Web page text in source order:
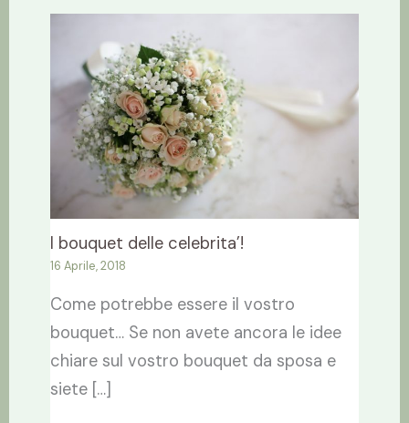
I bouquet delle celebrita’!
16 Aprile, 2018
Come potrebbe essere il vostro
bouquet… Se non avete ancora le idee
chiare sul vostro bouquet da sposa e
siete […]